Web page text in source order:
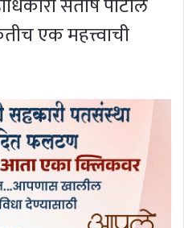
संतोष पाटील
एक महत्त्वाची